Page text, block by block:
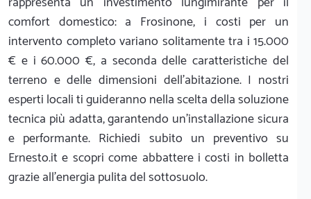
comfort domestico: a Frosinone, i costi per un
intervento completo variano solitamente tra i 15.000
€ e i 60.000 €, a seconda delle caratteristiche del
terreno e delle dimensioni dell'abitazione. I nostri
esperti locali ti guideranno nella scelta della soluzione
tecnica più adatta, garantendo un'installazione sicura
e performante. Richiedi subito un preventivo su
Ernesto.it e scopri come abbattere i costi in bolletta
grazie all'energia pulita del sottosuolo.